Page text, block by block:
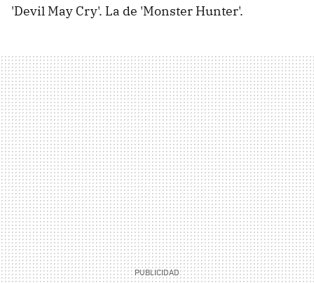
'Devil May Cry'. La de 'Monster Hunter'.